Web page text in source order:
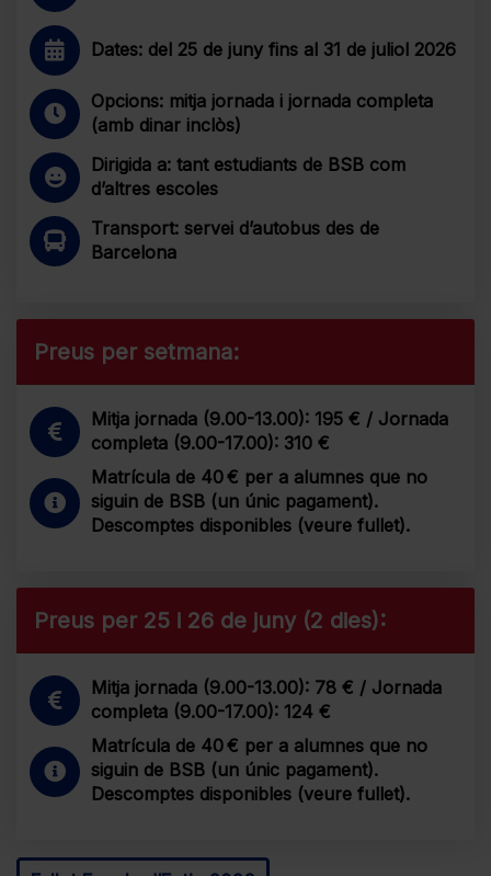
Dates: del 25 de juny fins al 31 de juliol 2026
Opcions: mitja jornada i jornada completa
(amb dinar inclòs)
Dirigida a: tant estudiants de BSB com
d’altres escoles
Transport: servei d’autobus des de
Barcelona
Preus per setmana:
Mitja jornada (9.00-13.00): 195 € / Jornada
completa (9.00-17.00): 310 €
Matrícula de 40 € per a alumnes que no
siguin de BSB (un únic pagament).
Descomptes disponibles (veure fullet).
Preus per 25 i 26 de juny (2 dies):
Mitja jornada (9.00-13.00): 78 € / Jornada
completa (9.00-17.00): 124 €
Matrícula de 40 € per a alumnes que no
siguin de BSB (un únic pagament).
Descomptes disponibles (veure fullet).